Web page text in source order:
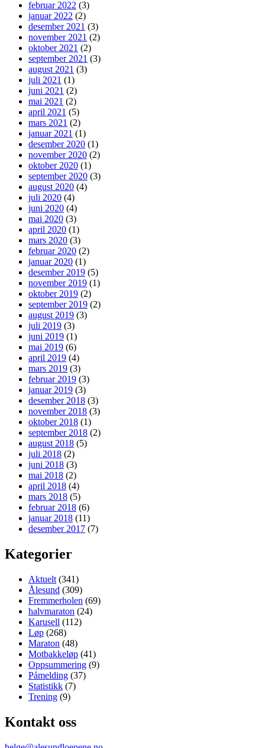
februar 2022 (3)
januar 2022 (2)
desember 2021 (3)
november 2021 (2)
oktober 2021 (2)
september 2021 (3)
august 2021 (3)
juli 2021 (1)
juni 2021 (2)
mai 2021 (2)
april 2021 (5)
mars 2021 (2)
januar 2021 (1)
desember 2020 (1)
november 2020 (2)
oktober 2020 (1)
september 2020 (3)
august 2020 (4)
juli 2020 (4)
juni 2020 (4)
mai 2020 (3)
april 2020 (1)
mars 2020 (3)
februar 2020 (2)
januar 2020 (1)
desember 2019 (5)
november 2019 (1)
oktober 2019 (2)
september 2019 (2)
august 2019 (3)
juli 2019 (3)
juni 2019 (1)
mai 2019 (6)
april 2019 (4)
mars 2019 (3)
februar 2019 (3)
januar 2019 (3)
desember 2018 (3)
november 2018 (3)
oktober 2018 (1)
september 2018 (2)
august 2018 (5)
juli 2018 (2)
juni 2018 (3)
mai 2018 (2)
april 2018 (4)
mars 2018 (5)
februar 2018 (6)
januar 2018 (11)
desember 2017 (7)
Kategorier
Aktuelt (341)
Ålesund (309)
Fremmerholen (69)
halvmaraton (24)
Karusell (112)
Løp (268)
Maraton (48)
Motbakkeløp (41)
Oppsummering (9)
Påmelding (37)
Statistikk (7)
Trening (9)
Kontakt oss